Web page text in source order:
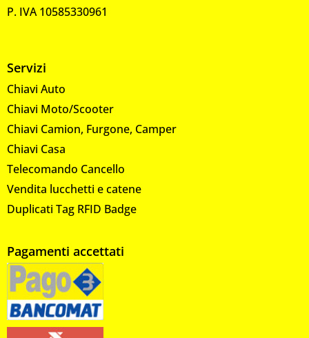
P. IVA 10585330961
Servizi
Chiavi Auto
Chiavi Moto/Scooter
Chiavi Camion, Furgone, Camper
Chiavi Casa
Telecomando Cancello
Vendita lucchetti e catene
Duplicati Tag RFID Badge
Pagamenti accettati